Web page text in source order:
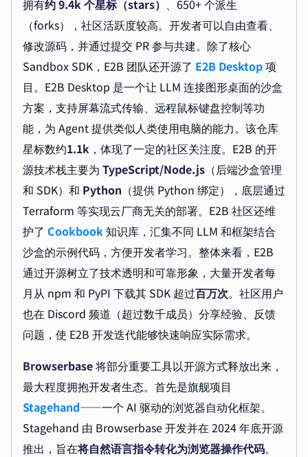
拥有约 9.4k 个星标（stars）
、650+ 个派生
（forks），社区活跃度较高。开发者可以自由查看、
修改源码，并通过提交 PR 参与共建。除了核心
Sandbox SDK，E2B 团队还开源了 E2B Desktop项
目。E2B Desktop 是一个让 LLM 连接图形桌面的沙盒
方案，支持屏幕流式传输、远程鼠标键盘控制等功
能，为 Agent 提供类似人类使用电脑的能力。该仓库
星标数约1.1k ，体现了一定的社区关注度。E2B 的开
源技术栈主要为 TypeScript/Node.js （后端沙盒管理
和 SDK）和 Python （提供 Python 绑定），底层通过
Terraform 等实现云厂商无关的部署。E2B 社区还维
护了 Cookbook 知识库，汇集不同 LLM 和框架结合
沙盒的示例代码，方便开发者学习。整体来看，E2B
通过开源树立了技术透明和可靠形象，大量开发者每
月从 npm 和 PyPI 下载其 SDK 超过百万次。社区用户
也在 Discord 频道（超过数千成员）分享经验、反馈
问题，使 E2B 开发迭代能够快速响应实际需求。
Browserbase将部分重要工具以开源方式释放出来，
最大程度拥抱开发者生态。首先是旗舰项目
Stagehand——一个 AI 驱动的浏览器自动化框架。
Stagehand 由 Browserbase 开发并在 2024 年底开源
推出，旨在将自然语言指令转化为浏览器操作代码。